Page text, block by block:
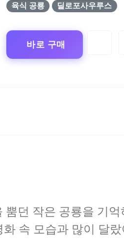
육식 공룡 딜로포사우루스
바로 구매
던 작은 공룡을 기
속 모습과 많이 달